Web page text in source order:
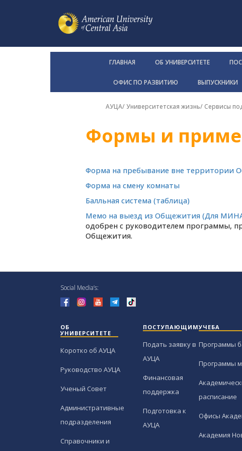
ГЛАВНАЯ ОБ УНИВЕРСИТЕТЕ
ОФИС ПО РАЗВИТИЮ ВЫПУСКНИКИ
АУЦА/ Университетская жизнь/ Сервисы
Формы и
Форма на пребывание вне территории
Форма на смену комнаты
Балльная система (таблица)
Мемо на выезд из Общежития (Для
одобрен с руководителем программы,
Общежития.
Social Media’s:
ОБ
УНИВЕРСИТЕТЕ
Коротко об АУЦА
Руководство АУЦА
Ученый Совет
Административные
подразделения
Справочники и
ПОСТУПАЮЩИМ
Подать заявку в
АУЦА
Финансовая
поддержка
Подготовка к
АУЦА
УЧЕБА
Программы
Программы
расписание
Офисы
Академия